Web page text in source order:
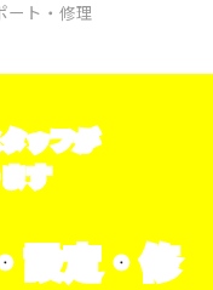
ート・修理
ッフが
す
設定・修